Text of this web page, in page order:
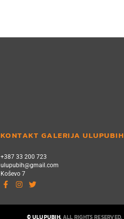
KONTAKT GALERIJA ULUPUBIH
+387 33 200 723
ulupubih@gmail.com
Koševo 7
© ULUPUBIH.ALL RIGHTS RESERVED.